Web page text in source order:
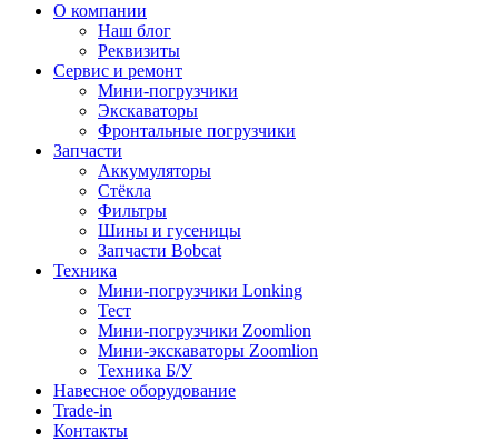
О компании
Наш блог
Реквизиты
Сервис и ремонт
Мини-погрузчики
Экскаваторы
Фронтальные погрузчики
Запчасти
Аккумуляторы
Стёкла
Фильтры
Шины и гусеницы
Запчасти Bobcat
Техника
Мини-погрузчики Lonking
Тест
Мини-погрузчики Zoomlion
Мини-экскаваторы Zoomlion
Техника Б/У
Навесное оборудование
Trade-in
Контакты